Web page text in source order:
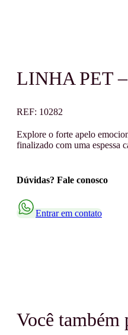
LINHA PET
REF: 10282
Explore o forte apelo
finalizado com uma espessa
Dúvidas? Fale conosco
Entrar em contato
Você também